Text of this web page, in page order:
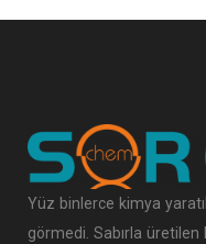
Yüz binlerce kimya
görmedi. Sabırla üretilen